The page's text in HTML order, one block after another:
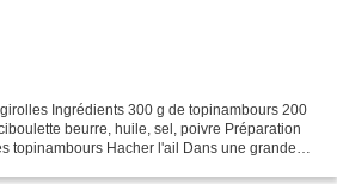
Ingrédients 300 g de topinambours 200
beurre, huile, sel, poivre Préparation
topinambours Hacher l'ail Dans une grande